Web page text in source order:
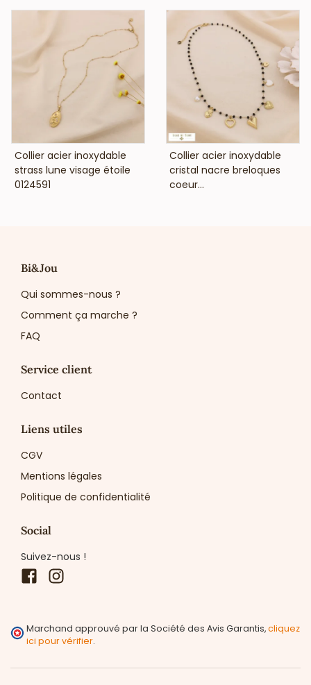
VOIR LE PRIX
Collier acier inoxydable
strass lune visage étoile
0124591
VOIR LE PRIX
Collier acier inoxydable
cristal nacre breloques
coeur...
Bi&Jou
Qui sommes-nous ?
Comment ça marche ?
FAQ
Service client
Contact
Liens utiles
CGV
Mentions légales
Politique de confidentialité
Social
Suivez-nous !
Facebook
Marchand approuvé par la Société des Avis Garantis,cliquez
ici pour vérifier.